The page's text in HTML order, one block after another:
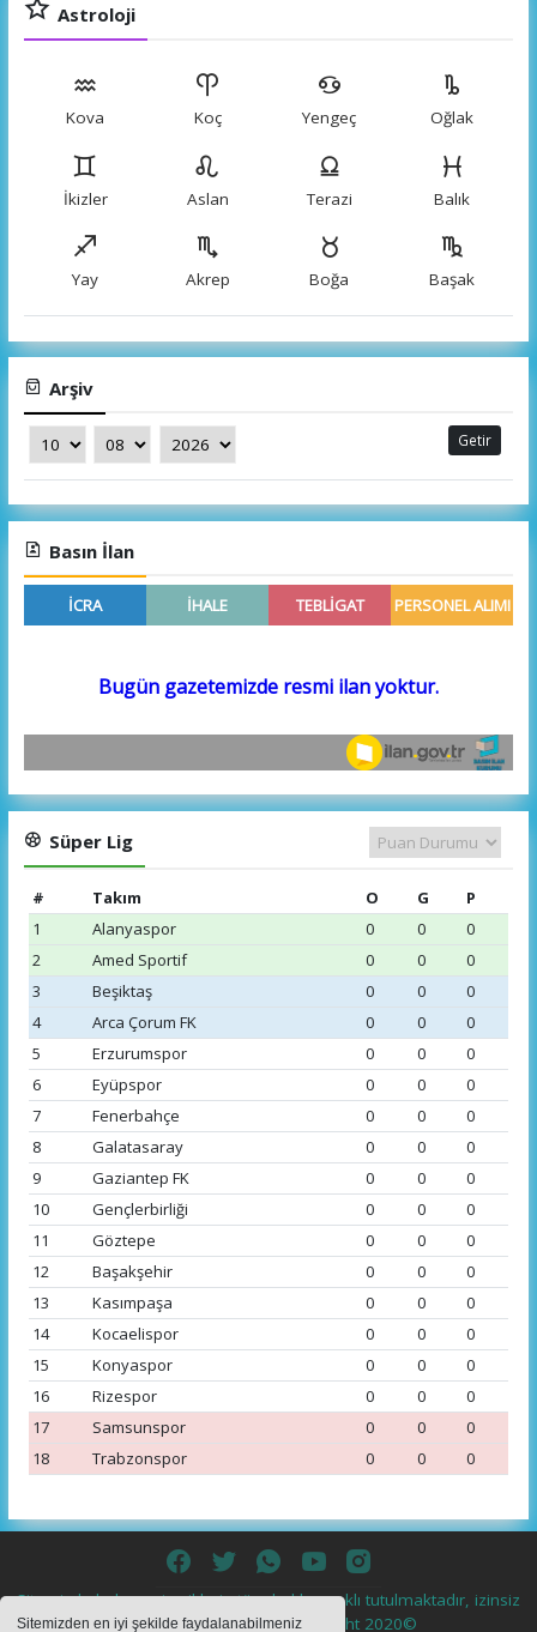
Sitemizden en iyi şekilde faydalanabilmeniz
Astroloji
Kova Koç Yengeç Oğlak
İkizler Aslan Terazi Balık
Yay Akrep Boğa Başak
Arşiv
Getir
Basın İlan
Süper Lig
# Takım O G
P
1
Alanyaspor 0 0
0
2
Amed Sportif 0 0
0
3
Beşiktaş 0 0
0
4
Arca Çorum FK 0 0
0
5
Erzurumspor 0 0
0
6
Eyüpspor 0 0
0
7
Fenerbahçe 0 0
0
8
Galatasaray 0 0
0
9
Gaziantep FK 0 0
0
10
Gençlerbirliği 0 0
0
11
Göztepe 0 0
0
12
Başakşehir 0 0
0
13
Kasımpaşa 0 0
0
14
Kocaelispor 0 0
0
15
Konyaspor 0 0
0
16
Rizespor 0 0
0
17
Samsunspor 0 0
0
18
Trabzonspor 0 0 0
Sitemizde bulunan içeriklerin tüm hakları saklı tutulmaktadır, izinsiz
içerikler kullanılamaz. Copyright 2020©